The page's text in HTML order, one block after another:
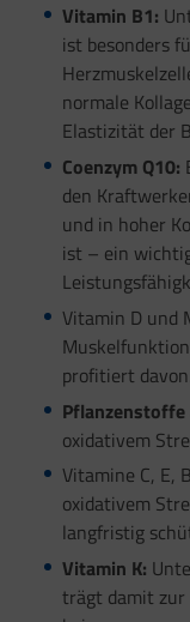
Vitamin B1:
ist besonders
normale
Elastizität der
Coenzym Q10:
den
und in hoher
ist – ein
Vitamin D und
profitiert davon.
Pflanzenstoffe
oxidativem
Vitamine C, E,
oxidativem
langfristig
Vitamin K:
trägt damit zur